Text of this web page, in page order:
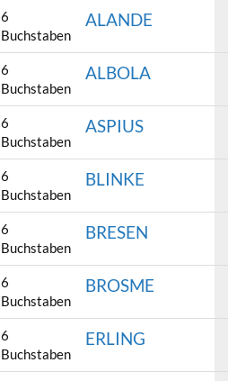
6
Buchstaben
ALANDE
6
Buchstaben
ALBOLA
6
Buchstaben
ASPIUS
6
Buchstaben
BLINKE
6
Buchstaben
BRESEN
6
Buchstaben
BROSME
6
Buchstaben
ERLING